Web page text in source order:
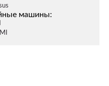
машины: